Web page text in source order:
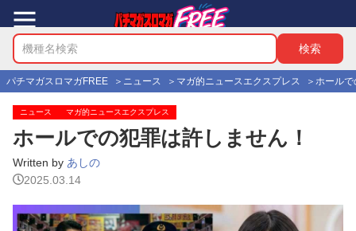
パチマガスロマガFREE ニュース マガ的ニュースエクスプレス ホールで
ニュース マガ的ニュースエクスプレス
ホールでの犯罪は許しません！
Written by あしの
2025.03.14